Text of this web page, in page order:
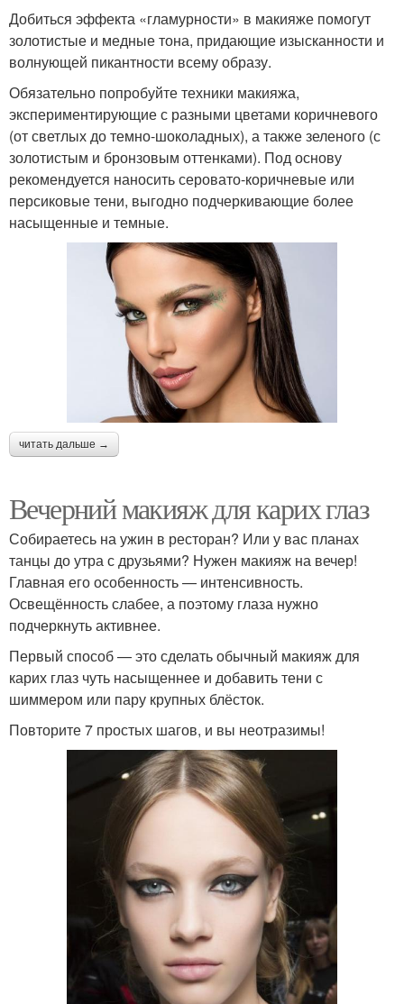
Добиться эффекта «гламурности» в макияже помогут
золотистые и медные тона, придающие изысканности и
волнующей пикантности всему образу.
Обязательно попробуйте техники макияжа,
экспериментирующие с разными цветами коричневого
(от светлых до темно-шоколадных), а также зеленого (с
золотистым и бронзовым оттенками). Под основу
рекомендуется наносить серовато-коричневые или
персиковые тени, выгодно подчеркивающие более
насыщенные и темные.
читать дальше →
Вечерний макияж для карих глаз
Собираетесь на ужин в ресторан? Или у вас планах
танцы до утра с друзьями? Нужен макияж на вечер!
Главная его особенность — интенсивность.
Освещённость слабее, а поэтому глаза нужно
подчеркнуть активнее.
Первый способ — это сделать обычный макияж для
карих глаз чуть насыщеннее и добавить тени с
шиммером или пару крупных блёсток.
Повторите 7 простых шагов, и вы неотразимы!